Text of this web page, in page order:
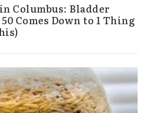
Columbus: Bladder
Comes Down to 1 Thing